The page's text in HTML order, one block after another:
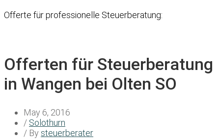
Offerte für professionelle Steuerberatung:
Offerten für Steuerberatung
in Wangen bei Olten SO
May 6, 2016
/ Solothurn
/ By steuerberater